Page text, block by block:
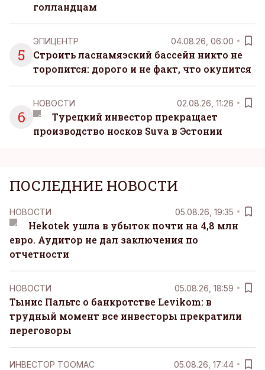
голландцам
5
ЭПИЦЕНТР 04.08.26, 06:00
Строить ласнамяэский бассейн никто не
торопится: дорого и не факт, что окупится
6
НОВОСТИ 02.08.26, 11:26
Турецкий инвестор прекращает
производство носков Suva в Эстонии
ПОСЛЕДНИЕ НОВОСТИ
НОВОСТИ 05.08.26, 19:35
Hekotek ушла в убыток почти на 4,8 млн
евро. Аудитор не дал заключения по
отчетности
НОВОСТИ 05.08.26, 18:59
Тынис Пальтс о банкротстве Levikom: в
трудный момент все инвесторы прекратили
переговоры
ИНВЕСТОР ТООМАС 05.08.26, 17:44